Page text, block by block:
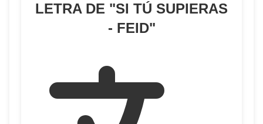
LETRA DE "SI TÚ SUPIERAS
- FEID"